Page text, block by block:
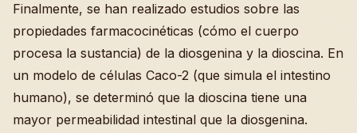
Finalmente, se han realizado estudios sobre las
propiedades farmacocinéticas (cómo el cuerpo
procesa la sustancia) de la diosgenina y la dioscina. En
un modelo de células Caco-2 (que simula el intestino
humano), se determinó que la dioscina tiene una
mayor permeabilidad intestinal que la diosgenina.